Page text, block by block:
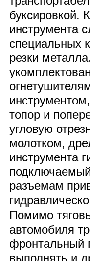
буксировкой.
инструмента
специальных
резки
топор и
угловую
молотком,
инструмента
разъемам
Помимо
автомобиля
фронтальный
выполнять и